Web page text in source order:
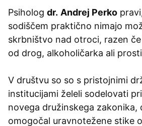
Psiholog dr. Andrej Perko
sodiščem praktično nimajo
skrbništvo nad otroci, razen
od drog, alkoholičarka ali
V društvu so so s pristojnimi
institucijami želeli sodelovati
novega družinskega zakonika,
omogočal uravnotežene stike